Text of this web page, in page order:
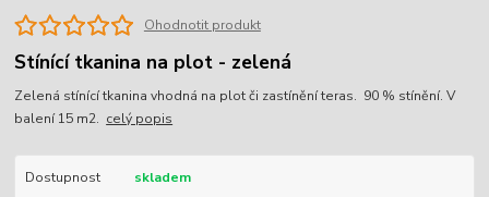
Ohodnotit produkt
Stínící tkanina na plot - zelená
Zelená stínící tkanina vhodná na plot či zastínění teras. 90 % stínění. V
balení 15 m2. celý popis
Dostupnost
skladem